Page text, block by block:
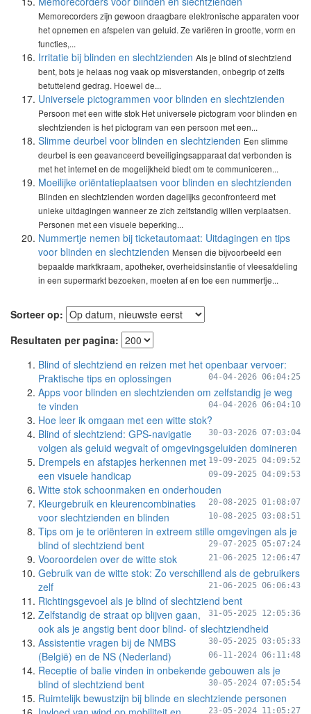
Memorecorders zijn gewoon draagbare elektronische apparaten voor
het opnemen en afspelen van geluid. Ze variëren in grootte, vorm en
functies,...
Irritatie bij blinden en slechtzienden Als je blind of slechtziend
bent, bots je helaas nog vaak op misverstanden, onbegrip of zelfs
betuttelend gedrag. Hoewel de...
Universele pictogrammen voor blinden en slechtzienden
Persoon met een witte stok Het universele pictogram voor blinden en
slechtzienden is het pictogram van een persoon met een...
Slimme deurbel voor blinden en slechtzienden Een slimme
deurbel is een geavanceerd beveiligingsapparaat dat verbonden is
met het internet en de mogelijkheid biedt om te communiceren...
Moeilijke oriëntatieplaatsen voor blinden en slechtzienden
Blinden en slechtzienden worden dagelijks geconfronteerd met
unieke uitdagingen wanneer ze zich zelfstandig willen verplaatsen.
Personen met een visuele beperking...
Nummertje nemen bij ticketautomaat: Uitdagingen en tips
voor blinden en slechtzienden Mensen die bijvoorbeeld een
bepaalde marktkraam, apotheker, overheidsinstantie of vleesafdeling
in een supermarkt bezoeken, moeten af en toe een nummertje...
Sorteer op:
Resultaten per pagina:
Blind of slechtziend en reizen met het openbaar vervoer:
Praktische tips en oplossingen
04-04-2026 06:04:25
Apps voor blinden en slechtzienden om zelfstandig je weg
te vinden
04-04-2026 06:04:10
Hoe leer ik omgaan met een witte stok?
30-03-2026 07:03:04
Blind of slechtziend: GPS-navigatie
volgen als geluid wegvalt of omgevingsgeluiden domineren
19-09-2025 04:09:52
Drempels en afstapjes herkennen met
een visuele handicap
09-09-2025 04:09:53
Witte stok schoonmaken en onderhouden
20-08-2025 01:08:07
Kleurgebruik en kleurencombinaties
voor slechtzienden en blinden
10-08-2025 03:08:51
Tips om je te oriënteren in extreem stille omgevingen als je
blind of slechtziend bent
29-07-2025 05:07:24
Vooroordelen over de witte stok 21-06-2025 12:06:47
Gebruik van de witte stok: Zo verschillend als de gebruikers
zelf
21-06-2025 06:06:43
Richtingsgevoel als je blind of slechtziend bent
31-05-2025 12:05:36
Zelfstandig de straat op blijven gaan,
ook als je angstig bent door blind- of slechtziendheid
30-05-2025 03:05:33
Assistentie vragen bij de NMBS
(België) en de NS (Nederland)
06-11-2024 06:11:48
Receptie of balie vinden in onbekende gebouwen als je
blind of slechtziend bent
30-05-2024 07:05:54
Ruimtelijk bewustzijn bij blinde en slechtziende personen
23-05-2024 11:05:27